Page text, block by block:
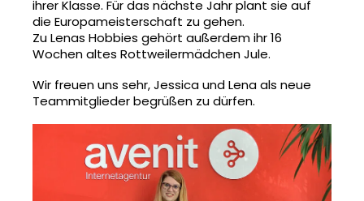
ihrer Klasse. Für das nächste Jahr plant sie auf
die Europameisterschaft zu gehen.
Zu Lenas Hobbies gehört außerdem ihr 16
Wochen altes Rottweilermädchen Jule.
Wir freuen uns sehr, Jessica und Lena als neue
Teammitglieder begrüßen zu dürfen.